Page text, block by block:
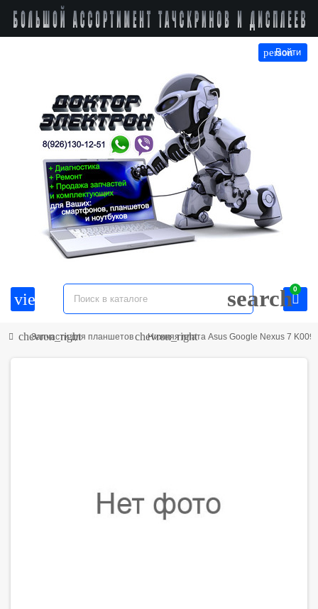
view_headline search
person
Войти
0
chevron_right
Запчасти для планшетовchevron_right
Нижняя плата Asus Google Nexus 7 K009